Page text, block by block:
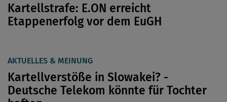
Kartellstrafe: E.ON erreicht
Etappenerfolg vor dem EuGH
AKTUELLES & MEINUNG
Kartellverstöße in Slowakei? -
Deutsche Telekom könnte für Tochter